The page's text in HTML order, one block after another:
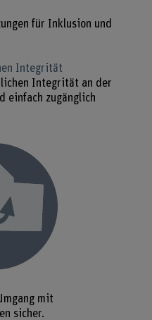
für Inklusion und
Integrität
Integrität an der
einfach zugänglich
mit
sicher.